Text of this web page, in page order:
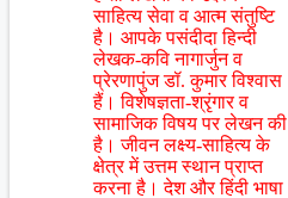
साहित्य सेवा व आत्म संतुष्टि
है। आपके पसंदीदा हिन्दी
लेखक-कवि नागार्जुन व
प्रेरणापुंज डॉ. कुमार विश्वास
हैं। विशेषज्ञता-श्रृंगार व
सामाजिक विषय पर लेखन की
है। जीवन लक्ष्य-साहित्य के
क्षेत्र में उत्तम स्थान प्राप्त
करना है। देश और हिंदी भाषा